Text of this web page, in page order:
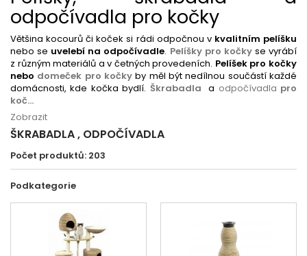
odpočívadla pro kočky
Většina kocourů či koček si rádi odpočnou v kvalitním pelíšku
nebo se uvelebí na odpočívadle. Pelíšky pro kočkyse vyrábí
z různým materiálů a v četných provedeních. Pelíšek pro kočky
nebo domeček pro kočky by měl být nedílnou součástí každé
domácnosti, kde kočka bydlí. Škrabadla a odpočívadla pro
koč...
Zobrazit
ŠKRABADLA , ODPOČÍVADLA
Počet produktů: 203
Podkategorie